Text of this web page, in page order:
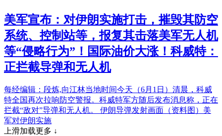
美军宣布：对伊朗实施打击，摧毁其防空
系统、控制站等，报复其击落美军无人机
等“侵略行为”！国际油价大涨！科威特：
正拦截导弹和无人机
每经编辑：段炼,向江林当地时间今天（6月1日）清晨，科威
特全国再次拉响防空警报。科威特军方随后发布消息称，正在
拦截“敌对”导弹和无人机。 伊朗导弹发射画面（资料图）美
军对伊朗实施
上滑加载更多 ↓